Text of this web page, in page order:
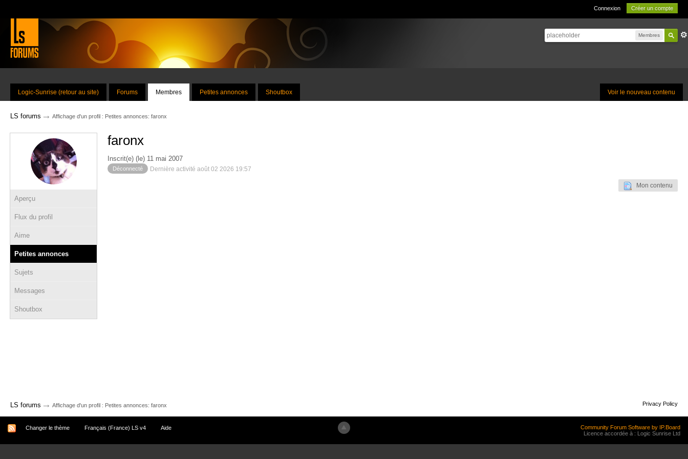
Connexion Créer un compte
Membres
Voir le nouveau contenu
Logic-Sunrise (retour au site) Forums Membres Petites annonces Shoutbox
LS forums → Affichage d'un profil : Petites annonces: faronx
Aperçu
Flux du profil
Aime
Petites annonces
Sujets
Messages
Shoutbox
faronx
Inscrit(e) (le) 11 mai 2007
Déconnecté Dernière activité août 02 2026 19:57
Mon contenu
LS forums → Affichage d'un profil : Petites annonces: faronx Privacy Policy
Changer le thème Français (France) LS v4 Aide
Community Forum Software by IP.Board
Licence accordée à : Logic Sunrise Ltd